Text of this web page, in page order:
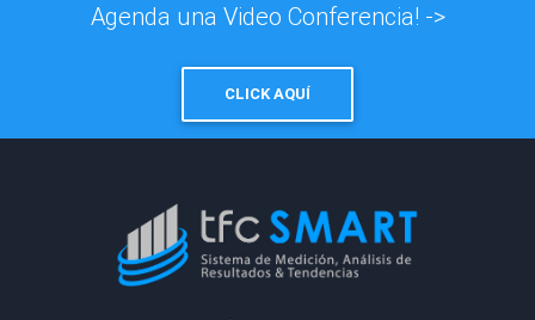
Agenda una Video Conferencia! ->
CLICK AQUÍ